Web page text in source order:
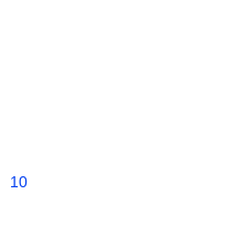
10